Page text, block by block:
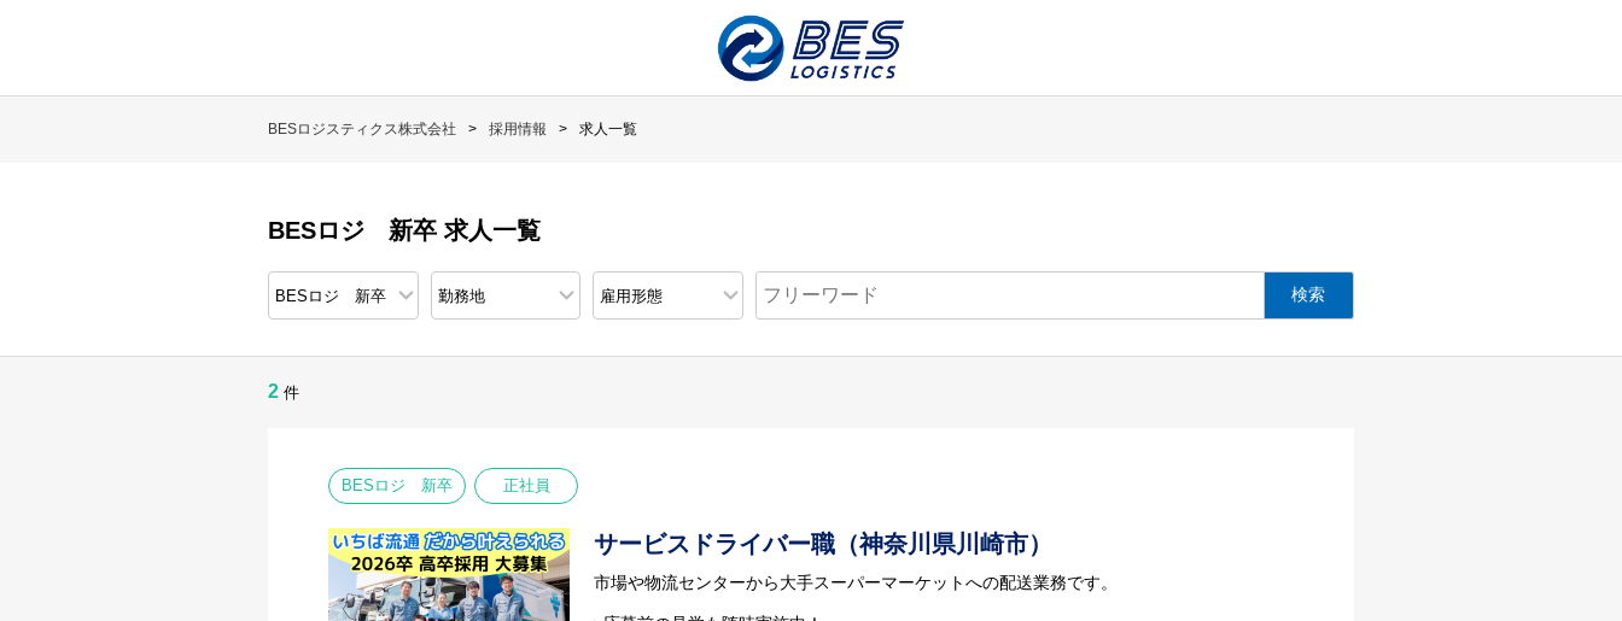
BESロジスティクス株式会社 採用情報 求人一覧
BESロジ 新卒 求人一覧
2 件
BESロジ 新卒 正社員
サービスドライバー職（神奈川県川崎市）
市場や物流センターから大手スーパーマーケットへの配送業務です。